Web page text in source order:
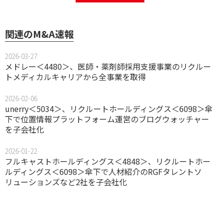
関連のM&A速報
2026-03-27
メドレー＜4480＞、医師・薬剤師採用支援事業のリクルー
トメディカルキャリアから全事業を取得
2026-02-06
unerry＜5034＞、リクルートホールディングス＜6098＞傘
下で位置情報プラットフォーム運営のブログウォッチャー
を子会社化
2026-01-22
フルキャストホールディングス＜4848＞、リクルートホー
ルディングス＜6098＞傘下で人材紹介のRGFタレントソ
リューションズなど2社を子会社化